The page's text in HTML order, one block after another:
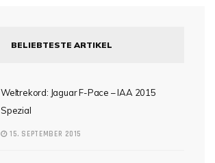
BELIEBTESTE ARTIKEL
Weltrekord: Jaguar F-Pace – IAA 2015
Spezial
15. SEPTEMBER 2015